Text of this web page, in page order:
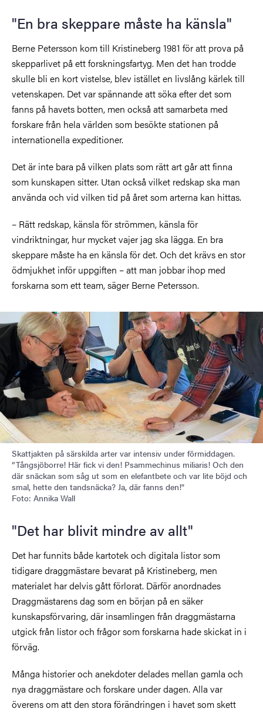
"En bra skeppare måste ha känsla"
Berne Petersson kom till Kristineberg 1981 för att prova på
skepparlivet på ett forskningsfartyg. Men det han trodde
skulle bli en kort vistelse, blev istället en livslång kärlek till
vetenskapen. Det var spännande att söka efter det som
fanns på havets botten, men också att samarbeta med
forskare från hela världen som besökte stationen på
internationella expeditioner.
Det är inte bara på vilken plats som rätt art går att finna
som kunskapen sitter. Utan också vilket redskap ska man
använda och vid vilken tid på året som arterna kan hittas.
– Rätt redskap, känsla för strömmen, känsla för
vindriktningar, hur mycket vajer jag ska lägga. En bra
skeppare måste ha en känsla för det. Och det krävs en stor
ödmjukhet inför uppgiften – att man jobbar ihop med
forskarna som ett team, säger Berne Petersson.
Bild
Skattjakten på särskilda arter var intensiv under förmiddagen.
”Tångsjöborre! Här fick vi den! Psammechinus miliaris! Och den
där snäckan som såg ut som en elefantbete och var lite böjd och
smal, hette den tandsnäcka? Ja, där fanns den!"
Foto: Annika Wall
"Det har blivit mindre av allt"
Det har funnits både kartotek och digitala listor som
tidigare draggmästare bevarat på Kristineberg, men
materialet har delvis gått förlorat. Därför anordnades
Draggmästarens dag som en början på en säker
kunskapsförvaring, där insamlingen från draggmästarna
utgick från listor och frågor som forskarna hade skickat in i
förväg.
Många historier och anekdoter delades mellan gamla och
nya draggmästare och forskare under dagen. Alla var
överens om att den stora förändringen i havet som skett